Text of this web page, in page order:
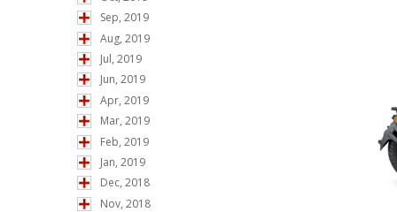
Sep, 2019
Aug, 2019
Jul, 2019
Jun, 2019
Apr, 2019
Mar, 2019
Feb, 2019
Jan, 2019
Dec, 2018
Nov, 2018